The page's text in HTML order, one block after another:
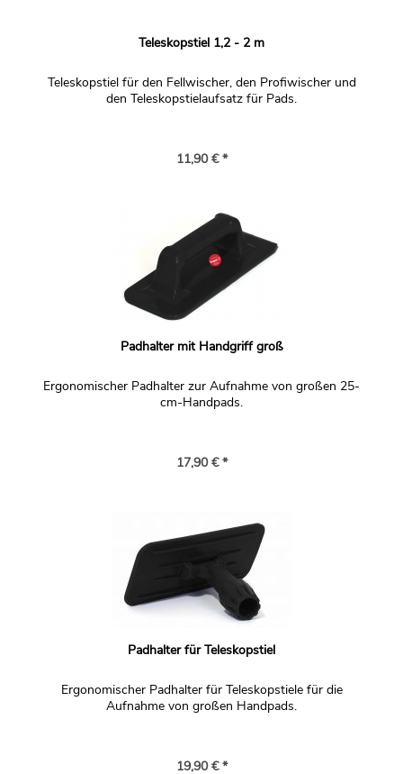
Teleskopstiel 1,2 - 2 m
Teleskopstiel für den Fellwischer, den Profiwischer und
den Teleskopstielaufsatz für Pads.
11,90 € *
Padhalter mit Handgriff groß
Ergonomischer Padhalter zur Aufnahme von großen 25-
cm-Handpads.
17,90 € *
Padhalter für Teleskopstiel
Ergonomischer Padhalter für Teleskopstiele für die
Aufnahme von großen Handpads.
19,90 € *